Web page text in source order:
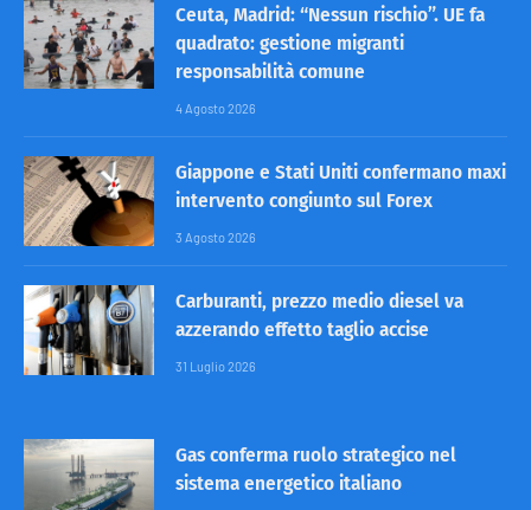
Ceuta, Madrid: “Nessun rischio”. UE fa
quadrato: gestione migranti
responsabilità comune
4 Agosto 2026
Giappone e Stati Uniti confermano maxi
intervento congiunto sul Forex
3 Agosto 2026
Carburanti, prezzo medio diesel va
azzerando effetto taglio accise
31 Luglio 2026
Gas conferma ruolo strategico nel
sistema energetico italiano